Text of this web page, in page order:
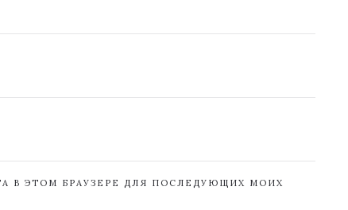
В ЭТОМ БРАУЗЕРЕ ДЛЯ ПОСЛЕДУЮЩИХ МОИХ